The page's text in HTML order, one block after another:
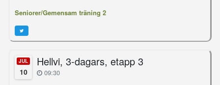
Seniorer/Gemensam träning 2
JUL
10
Hellvi, 3-dagars, etapp 3
09:30